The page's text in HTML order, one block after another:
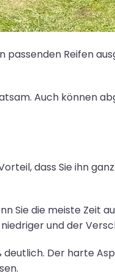
Reifen
Auch können
dass Sie ihn
Sie die meiste Zeit
und der
Der harte